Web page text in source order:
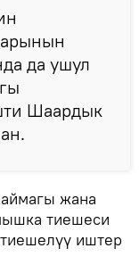
да ушул
Шаардык
жана
тиешеси
иштер